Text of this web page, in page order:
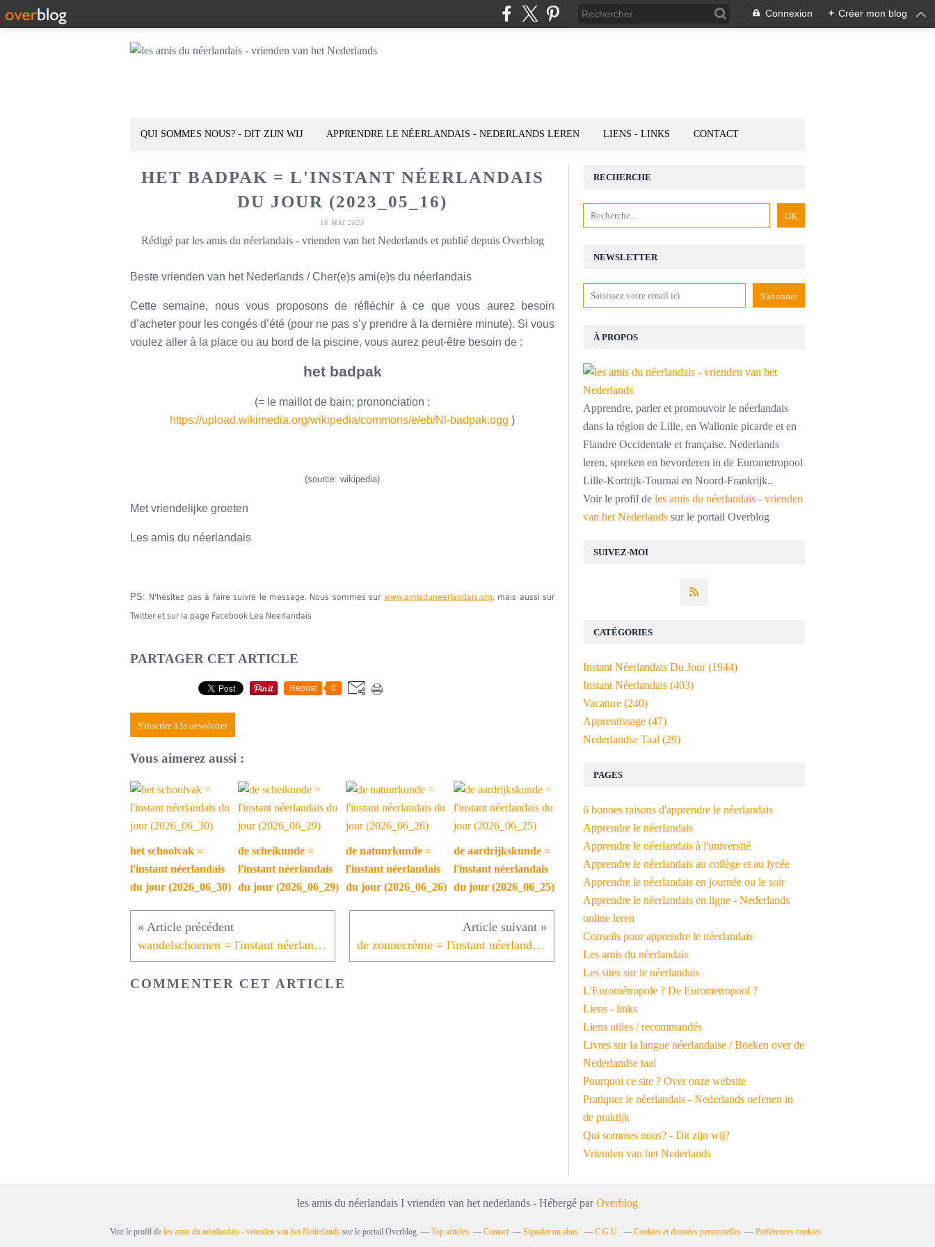
Connexion + Créer mon blog
QUI SOMMES NOUS? - DIT ZIJN WIJ APPRENDRE LE NÉERLANDAIS - NEDERLANDS LEREN LIENS - LINKS CONTACT
HET BADPAK = L'INSTANT NÉERLANDAIS
DU JOUR (2023_05_16)
16 MAI 2023
Rédigé par les amis du néerlandais - vrienden van het Nederlands et publié depuis Overblog
Beste vrienden van het Nederlands / Cher(e)s ami(e)s du néerlandais
Cette semaine, nous vous proposons de réfléchir à ce que vous aurez besoin
d’acheter pour les congés d’été (pour ne pas s’y prendre à la dernière minute). Si vous
voulez aller à la place ou au bord de la piscine, vous aurez peut-être besoin de :
het badpak
(= le maillot de bain; prononciation :
https://upload.wikimedia.org/wikipedia/commons/e/eb/Nl-badpak.ogg )
(source: wikipedia)
Met vriendelijke groeten
Les amis du néerlandais
PS: N'hésitez pas à faire suivre le message. Nous sommes sur www.amisduneerlandais.org, mais aussi sur
Twitter et sur la page Facebook Lea Neerlandais
PARTAGER CET ARTICLE
Repost 0
S'inscrire à la newsletter
Vous aimerez aussi :
het schoolvak =
l'instant néerlandais
du jour (2026_06_30)
de scheikunde =
l'instant néerlandais
du jour (2026_06_29)
de natuurkunde =
l'instant néerlandais
du jour (2026_06_26)
de aardrijkskunde =
l'instant néerlandais
du jour (2026_06_25)
wandelschoenen = l'instant néerlandais du jour (2023_05_15) de zonnecrème = l'instant néerlandais du jour (2023_05_17)
COMMENTER CET ARTICLE
NEWSLETTER
SUIVEZ-MOI
RECHERCHE
À PROPOS
Apprendre, parler et promouvoir le néerlandais
dans la région de Lille, en Wallonie picarde et en
Flandre Occidentale et française. Nederlands
leren, spreken en bevorderen in de Eurometropool
Lille-Kortrijk-Tournai en Noord-Frankrijk..
Voir le profil de les amis du néerlandais - vrienden
van het Nederlands sur le portail Overblog
PAGES
6 bonnes raisons d'apprendre le néerlandais
Apprendre le néerlandais
Apprendre le néerlandais à l'université
Apprendre le néerlandais au collège et au lycée
Apprendre le néerlandais en journée ou le soir
Apprendre le néerlandais en ligne - Nederlands
online leren
Conseils pour apprendre le néerlandais
Les amis du néerlandais
Les sites sur le néerlandais
L'Eurométropole ? De Eurometropool ?
Liens - links
Liens utiles / recommandés
Livres sur la langue néerlandaise / Boeken over de
Nederlandse taal
Pourquoi ce site ? Over onze website
Pratiquer le néerlandais - Nederlands oefenen in
de praktijk
Qui sommes nous? - Dit zijn wij?
Vrienden van het Nederlands
CATÉGORIES
Instant Néerlandais Du Jour(1944)
Instant Néerlandais (403)
Vacature (240)
Apprentissage (47)
Nederlandse Taal (29)
les amis du néerlandais I vrienden van het nederlands - Hébergé parOverblog
Voir le profil de les amis du néerlandais - vrienden van het Nederlands sur le portail Overblog Top articles Contact Signaler un abus C.G.U. Cookies et données personnelles Préférences cookies